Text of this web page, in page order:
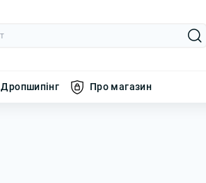
Дропшипінг Про магазин